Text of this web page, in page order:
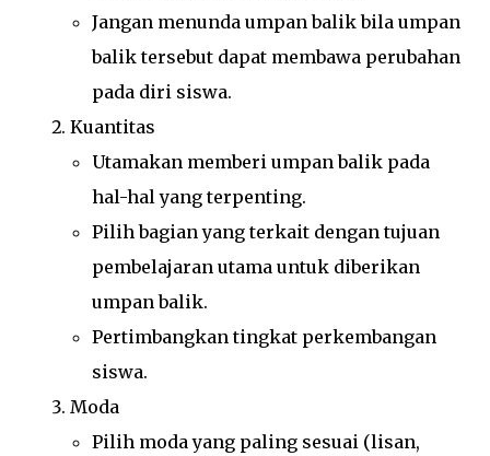
Jangan menunda umpan balik bila umpan
balik tersebut dapat membawa perubahan
pada diri siswa.
Kuantitas
Utamakan memberi umpan balik pada
hal-hal yang terpenting.
Pilih bagian yang terkait dengan tujuan
pembelajaran utama untuk diberikan
umpan balik.
Pertimbangkan tingkat perkembangan
siswa.
Moda
Pilih moda yang paling sesuai (lisan,